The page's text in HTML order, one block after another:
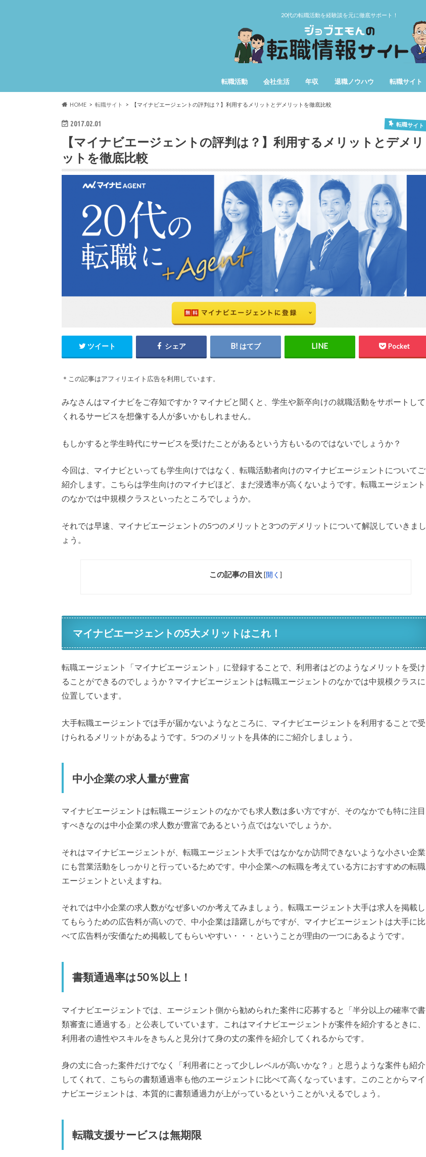
20代の転職活動を経験談を元に徹底サポート！
転職活動 会社生活 年収 退職ノウハウ 転職サイト
HOME 転職サイト 【マイナビエージェントの評判は？】利用するメリットとデメリットを徹底比較
2017.02.01 転職サイト
【マイナビエージェントの評判は？】利用するメリットとデメリ
ットを徹底比較
ツイート シェア はてブ Pocket
＊この記事はアフィリエイト広告を利用しています。
みなさんはマイナビをご存知ですか？マイナビと聞くと、学生や新卒向けの就職活動をサポートして
くれるサービスを想像する人が多いかもしれません。
もしかすると学生時代にサービスを受けたことがあるという方もいるのではないでしょうか？
今回は、マイナビといっても学生向けではなく、転職活動者向けのマイナビエージェントについてご
紹介します。こちらは学生向けのマイナビほど、まだ浸透率が高くないようです。転職エージェント
のなかでは中規模クラスといったところでしょうか。
それでは早速、マイナビエージェントの5つのメリットと3つのデメリットについて解説していきまし
ょう。
この記事の目次 [開く ]
マイナビエージェントの5大メリットはこれ！
転職エージェント「マイナビエージェント」に登録することで、利用者はどのようなメリットを受け
ることができるのでしょうか？マイナビエージェントは転職エージェントのなかでは中規模クラスに
位置しています。
大手転職エージェントでは手が届かないようなところに、マイナビエージェントを利用することで受
けられるメリットがあるようです。5つのメリットを具体的にご紹介しましょう。
中小企業の求人量が豊富
マイナビエージェントは転職エージェントのなかでも求人数は多い方ですが、そのなかでも特に注目
すべきなのは中小企業の求人数が豊富であるという点ではないでしょうか。
それはマイナビエージェントが、転職エージェント大手ではなかなか訪問できないような小さい企業
にも営業活動をしっかりと行っているためです。中小企業への転職を考えている方におすすめの転職
エージェントといえますね。
それでは中小企業の求人数がなぜ多いのか考えてみましょう。転職エージェント大手は求人を掲載し
てもらうための広告料が高いので、中小企業は躊躇しがちですが、マイナビエージェントは大手に比
べて広告料が安価なため掲載してもらいやすい・・・ということが理由の一つにあるようです。
書類通過率は50％以上！
マイナビエージェントでは、エージェント側から勧められた案件に応募すると「半分以上の確率で書
類審査に通過する」と公表していています。これはマイナビエージェントが案件を紹介するときに、
利用者の適性やスキルをきちんと見分けて身の丈の案件を紹介してくれるからです。
身の丈に合った案件だけでなく「利用者にとって少しレベルが高いかな？」と思うような案件も紹介
してくれて、こちらの書類通過率も他のエージェントに比べて高くなっています。このことからマイ
ナビエージェントは、本質的に書類通過力が上がっているということがいえるでしょう。
転職支援サービスは無期限